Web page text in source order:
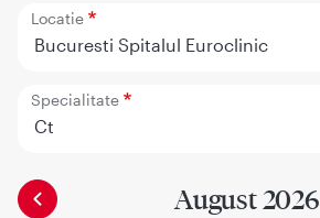
Locatie
Bucuresti Spitalul Euroclinic
Specialitate
Ct
August 2026